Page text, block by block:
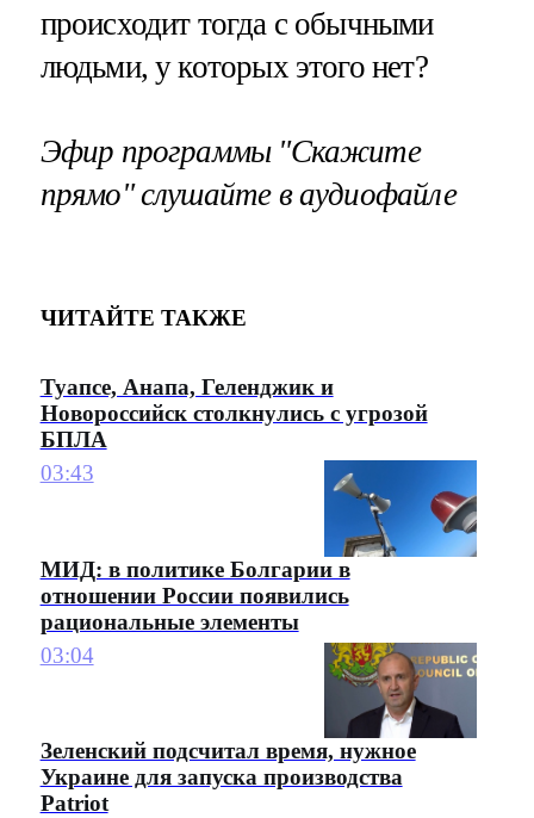
происходит тогда с обычными
людьми, у которых этого нет?
Эфир программы "Скажите
прямо" слушайте в аудиофайле
ЧИТАЙТЕ ТАКЖЕ
Туапсе, Анапа, Геленджик и
Новороссийск столкнулись с угрозой
БПЛА
03:43
МИД: в политике Болгарии в
отношении России появились
рациональные элементы
03:04
Зеленский подсчитал время, нужное
Украине для запуска производства
Patriot